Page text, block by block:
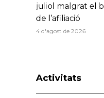
juliol malgrat el
de l’afiliació
4 d'agost de 2026
Activitats